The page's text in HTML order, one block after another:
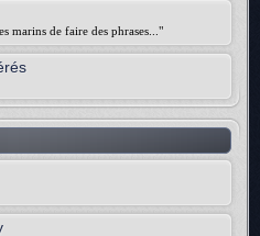
marins de faire des phrases..."